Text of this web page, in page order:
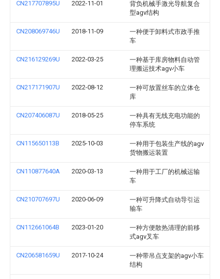
CN217707895U 2022-11-01
背负机械手激光导航复合
型agv结构
CN208069746U 2018-11-09
一种便于卸料式市政手推
车
CN216129269U 2022-03-25
一种基于库房物料自动管
理搬运技术agv小车
CN217171907U 2022-08-12
一种可放置丝车的立体仓
库
CN207406087U 2018-05-25
一种具有无线充电功能的
停车系统
CN115650113B 2025-10-03
一种用于包装生产线的agv
货物搬运装置
CN110877640A 2020-03-13
一种用于工厂的机械运输
车
CN210707697U 2020-06-09
一种可升降式自动导引运
输车
CN112661064B 2023-01-20
一种方便散热清理的前移
式agv叉车
CN206581659U 2017-10-24
一种带吊点支架的agv小车
结构